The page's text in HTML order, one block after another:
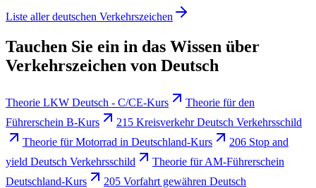
Liste aller deutschen Verkehrszeichen
Tauchen Sie ein in das Wissen über
Verkehrszeichen von Deutsch
Theorie LKW Deutsch - C/CE-Kurs
Theorie für den
Führerschein B-Kurs
215 Kreisverkehr Deutsch Verkehrsschild
Theorie für Motorrad in Deutschland-Kurs
206 Stop and
yield Deutsch Verkehrsschild
Theorie für AM-Führerschein
Deutschland-Kurs
205 Vorfahrt gewähren Deutsch